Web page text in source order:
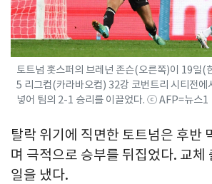
토트넘 홋스퍼의 브레넌 존슨(오른쪽)이 19일
5 리그컵(카라바오컵) 32강 코번트리 시티전에
넣어 팀의 2-1 승리를 이끌었다. ⓒ AFP=뉴스1
탈락 위기에 직면한 토트넘은 후반
며 극적으로 승부를 뒤집었다. 교체
일을 냈다.